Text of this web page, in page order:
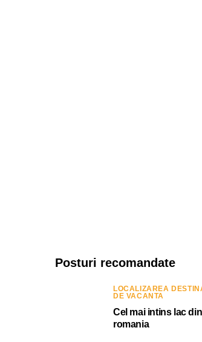
Posturi recomandate
LOCALIZAREA
DE VACANTA
Cel mai intins lac din
romania